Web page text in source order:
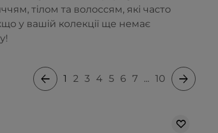
тілом та волоссям, які часто
у вашій колекції ще немає
1 2 3 4 5 6 7 ... 10